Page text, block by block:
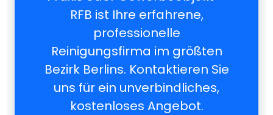
RFB ist Ihre erfahrene,
professionelle
Reinigungsfirma im größten
Bezirk Berlins. Kontaktieren Sie
uns für ein unverbindliches,
kostenloses Angebot.